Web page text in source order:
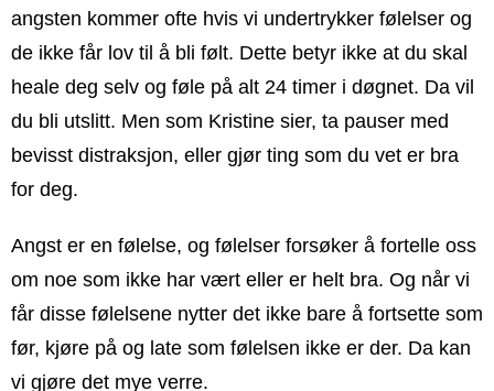
angsten kommer ofte hvis vi undertrykker følelser og
de ikke får lov til å bli følt. Dette betyr ikke at du skal
heale deg selv og føle på alt 24 timer i døgnet. Da vil
du bli utslitt. Men som Kristine sier, ta pauser med
bevisst distraksjon, eller gjør ting som du vet er bra
for deg.
Angst er en følelse, og følelser forsøker å fortelle oss
om noe som ikke har vært eller er helt bra. Og når vi
får disse følelsene nytter det ikke bare å fortsette som
før, kjøre på og late som følelsen ikke er der. Da kan
vi gjøre det mye verre.